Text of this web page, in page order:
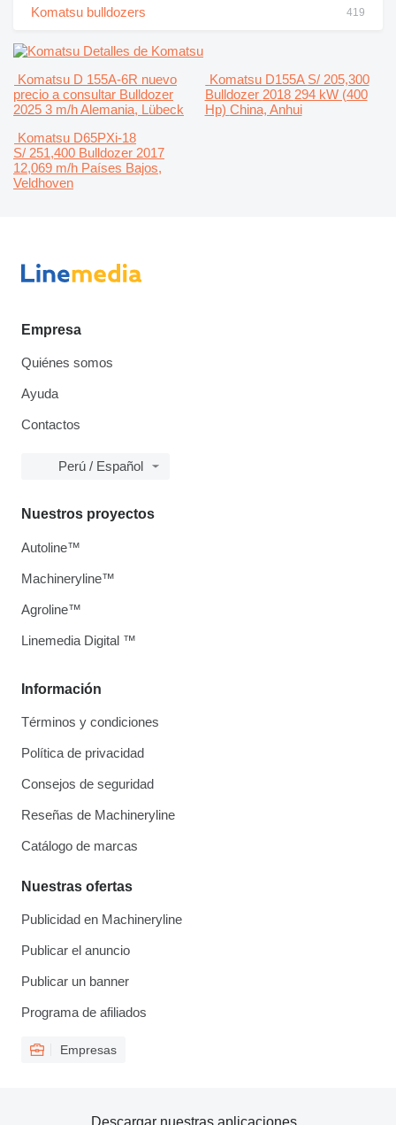
Komatsu bulldozers 419
Detalles de Komatsu
Komatsu D 155A-6R nuevo
precio a consultar Bulldozer
2025 3 m/hAlemania, Lübeck
Komatsu D155A S/ 205,300
Bulldozer 2018 294 kW (400
Hp) China, Anhui
Komatsu D65PXi-18
S/ 251,400 Bulldozer 2017
12,069 m/h Países Bajos,
Veldhoven
Empresa
Quiénes somos
Ayuda
Contactos
Perú / Español
Información
Términos y condiciones
Política de privacidad
Consejos de seguridad
Reseñas de Machineryline
Catálogo de marcas
Nuestras ofertas
Publicidad en Machineryline
Publicar el anuncio
Publicar un banner
Programa de afiliados
Empresas
Nuestros proyectos
Autoline™
Machineryline™
Agroline™
Linemedia Digital ™
Descargar nuestras aplicaciones